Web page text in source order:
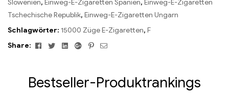
Slowenien, Einweg-E-Zigaretten Spanien, Einweg-E-Zigaretten
Tschechische Republik, Einweg-E-Zigaretten Ungarn
Schlagwörter: 15000 Züge E-Zigaretten, F
Share:
FacebookTwitterLinkedinGoogle+Pinterest
Email
Bestseller-Produktrankings